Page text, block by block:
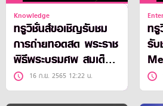
Knowledge
ทรูวิชั่นส์ขอเชิญรับชม
การถ่ายทอดสด พระราช
พิธีพระบรมศพ สมเด็จ
พระราชินีนาถเอลิซาเบธที่
2
16 ก.ย. 2565 12:22 น.
ทรู
รับ